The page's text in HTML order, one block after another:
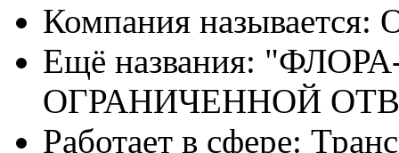
Компания называется:
Ещё названия:
ОГРАНИЧЕННОЙ
Работает в сфере: